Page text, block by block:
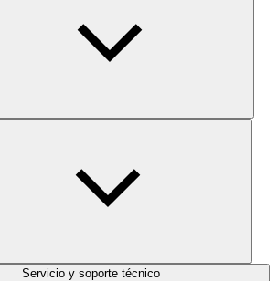
Servicio y soporte técnico